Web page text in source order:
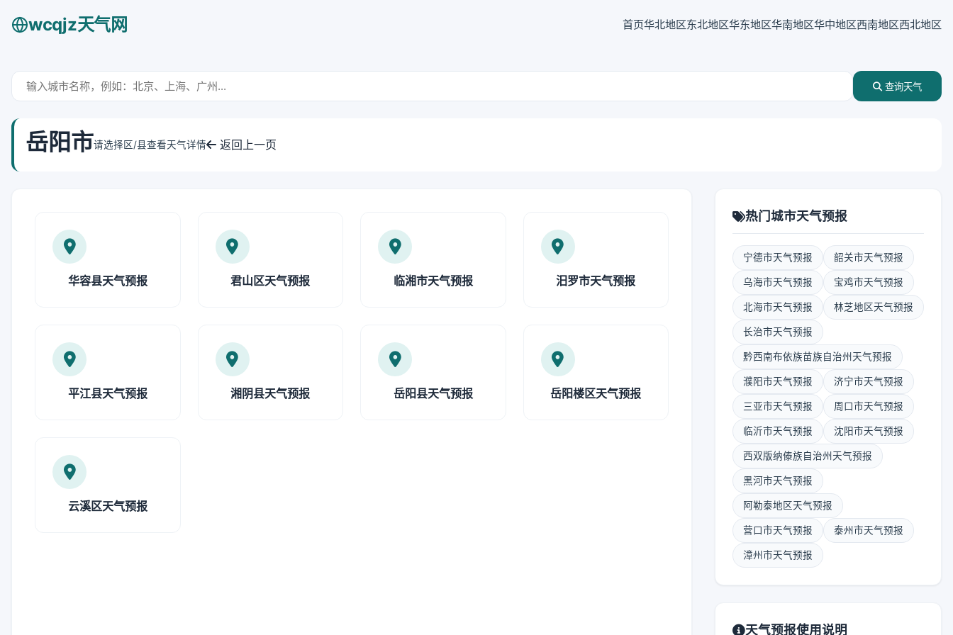
wcqjz天气网 首页华北地区东北地区华东地区华南地区华中地区西南地区西北地区
查询天气
岳阳市请选择区/县查看天气详情 返回上一页
华容县天气预报 君山区天气预报 临湘市天气预报 汨罗市天气预报
平江县天气预报 湘阴县天气预报 岳阳县天气预报 岳阳楼区天气预报
云溪区天气预报
热门城市天气预报
宁德市天气预报 韶关市天气预报
乌海市天气预报 宝鸡市天气预报
北海市天气预报 林芝地区天气预报
长治市天气预报
黔西南布依族苗族自治州天气预报
濮阳市天气预报 济宁市天气预报
三亚市天气预报 周口市天气预报
临沂市天气预报 沈阳市天气预报
西双版纳傣族自治州天气预报
黑河市天气预报
阿勒泰地区天气预报
营口市天气预报 泰州市天气预报
漳州市天气预报
天气预报使用说明